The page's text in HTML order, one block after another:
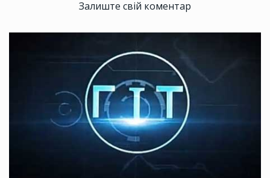
Залиште свій коментар